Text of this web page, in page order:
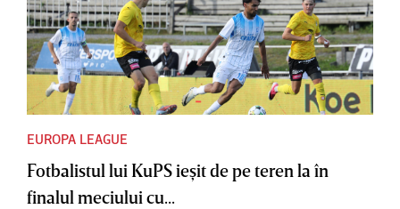
EUROPA LEAGUE
Fotbalistul lui KuPS ieşit de pe teren la în
finalul meciului cu...